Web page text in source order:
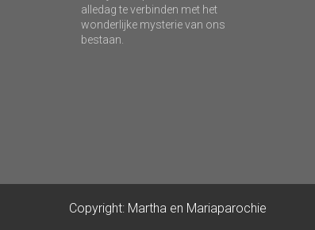
alledag te verbinden met het
wonderlijke mysterie van ons
bestaan.
Copyright: Martha en Mariaparochie